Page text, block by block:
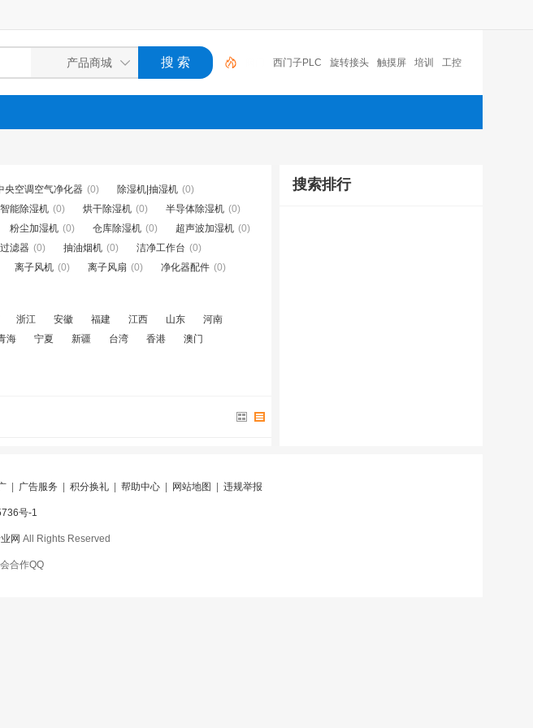
西门子PLC 旋转接头 触摸屏 培训 工控 工控机
变送器 球阀 plc 阀门
央空调空气净化器 (0) 除湿机|抽湿机 (0)
智能除湿机 (0) 烘干除湿机 (0) 半导体除湿机 (0)
粉尘加湿机 (0) 仓库除湿机 (0) 超声波加湿机 (0)
滤器 (0) 抽油烟机 (0) 洁净工作台 (0)
离子风机 (0) 离子风扇 (0) 净化器配件 (0)
浙江 安徽 福建 江西 山东
河南
海 宁夏 新疆 台湾 香港 澳门
搜索排行
广告服务 积分换礼 帮助中心 网站地图 违规举报
号-1
网 All Rights Reserved